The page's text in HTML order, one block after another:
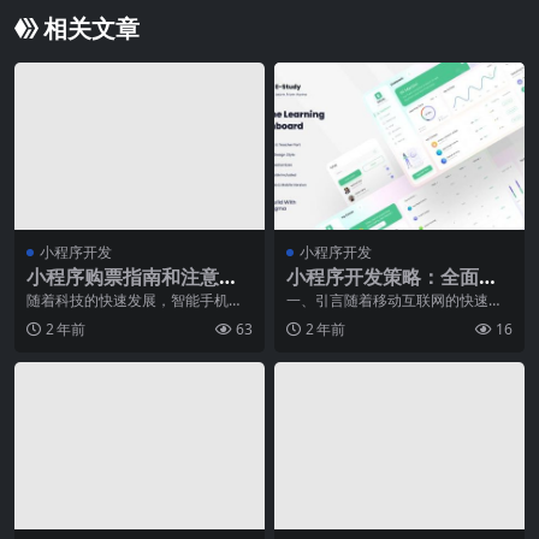
相关文章
小程序开发
小程序购票指南和注意事
项
随着科技的快速发展，智能手机已
经成为我们生活中不可或缺的一部
分。而在移动应用中，
2 年前 63
小程序开发
小程序开发策略：全面解
决方略与实践案例
一、引言随着移动互联网的快速发
展，小程序作为一种新型的应用形
态，已经成为了众多企
2 年前 16